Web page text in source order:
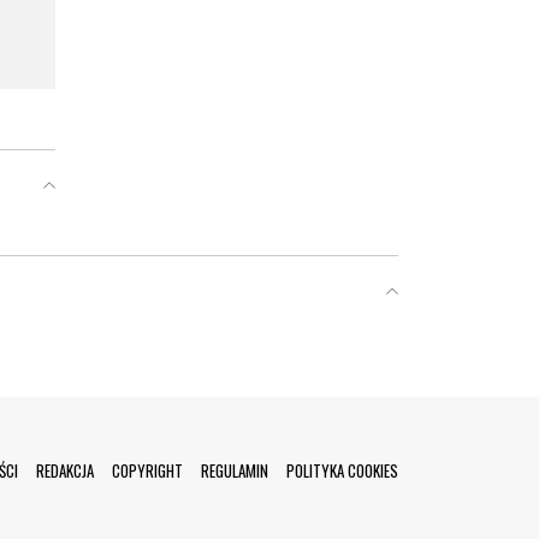
REDAKCJA COPYRIGHT REGULAMIN POLITYKA COOKIES